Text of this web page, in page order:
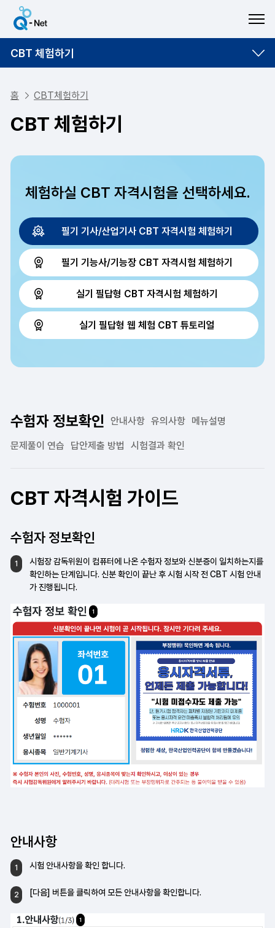
CBT 체험하기
홈 CBT체험하기
CBT 체험하기
체험하실 CBT 자격시험을 선택하세요.
필기 기사/산업기사 CBT 자격시험 체험하기
필기 기능사/기능장 CBT 자격시험 체험하기
실기 필답형 CBT 자격시험 체험하기
실기 필답형 웹 체험 CBT 튜토리얼
수험자 정보확인 안내사항 유의사항 메뉴설명
문제풀이 연습 답안제출 방법 시험결과 확인
CBT 자격시험 가이드
수험자 정보확인
1 시험장 감독위원이 컴퓨터에 나온 수험자정보와 신분증이 일치하는지를
확인하는 단계입니다. 신분 확인이 끝난 후 시험 시작 전CBT 시험 안내
가 진행됩니다.
안내사항
1 시험 안내사항을 확인 합니다.
2 [다음] 버튼을 클릭하여모든 안내사항을 확인합니다.